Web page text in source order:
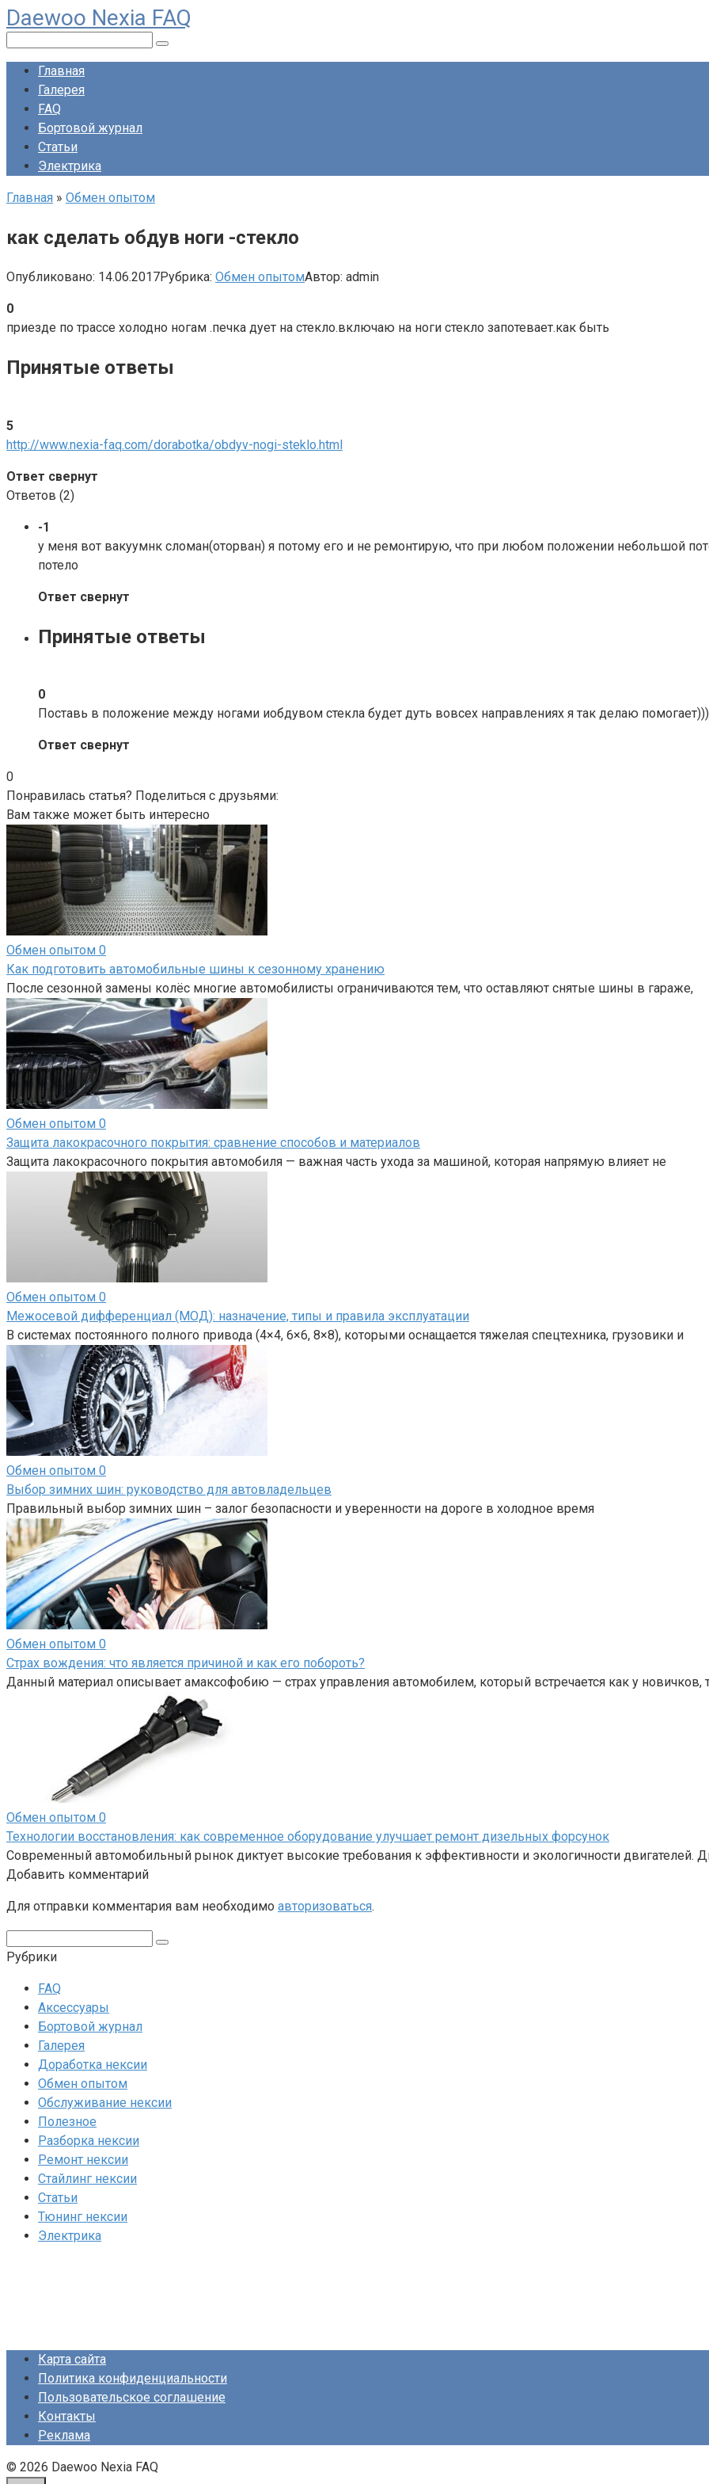
Перейти
к
контенту
Daewoo Nexia FAQ
Главная
Галерея
FAQ
Бортовой журнал
Статьи
Электрика
Главная » Обмен опытом
как сделать обдув ноги -стекло
Опубликовано: 14.06.2017Рубрика: Обмен опытомАвтор: admin
0
приезде по трассе холодно ногам .печка дует на стекло.включаю на ноги стекло запотевает.как быть
Принятые ответы
5
http://www.nexia-faq.com/dorabotka/obdyv-nogi-steklo.html
Ответ свернут
Ответов (2)
-1
у меня вот вакуумнк сломан(оторван) я потому его и не ремонтирую, что при любом положении небольшой
потело
Ответ свернут
Принятые ответы
0
Поставь в положение между ногами иобдувом стекла будет дуть вовсех направлениях я так делаю
Ответ свернут
0
Понравилась статья? Поделиться с друзьями:
Вам также может быть интересно
Обмен опытом 0
Как подготовить автомобильные шины к сезонному хранению
После сезонной замены колёс многие автомобилисты ограничиваются тем, что оставляют снятые шины в гараже,
Обмен опытом 0
Защита лакокрасочного покрытия: сравнение способов и материалов
Защита лакокрасочного покрытия автомобиля — важная часть ухода за машиной, которая напрямую влияет не
Обмен опытом 0
Межосевой дифференциал (МОД): назначение, типы и правила эксплуатации
В системах постоянного полного привода (4×4, 6×6, 8×8), которыми оснащается тяжелая спецтехника, грузовики и
Обмен опытом 0
Выбор зимних шин: руководство для автовладельцев
Правильный выбор зимних шин – залог безопасности и уверенности на дороге в холодное время
Обмен опытом 0
Страх вождения: что является причиной и как его побороть?
Данный материал описывает амаксофобию — страх управления автомобилем, который встречается как у новичков,
Обмен опытом 0
Технологии восстановления: как современное оборудование улучшает ремонт дизельных форсунок
Современный автомобильный рынок диктует высокие требования к эффективности и экологичности двигателей.
Добавить комментарий
Для отправки комментария вам необходимо авторизоваться.
Рубрики
FAQ
Аксессуары
Бортовой журнал
Галерея
Доработка нексии
Обмен опытом
Обслуживание нексии
Полезное
Разборка нексии
Ремонт нексии
Стайлинг нексии
Статьи
Тюнинг нексии
Электрика
Карта сайта
Политика конфиденциальности
Пользовательское соглашение
Контакты
Реклама
© 2026 Daewoo Nexia FAQ